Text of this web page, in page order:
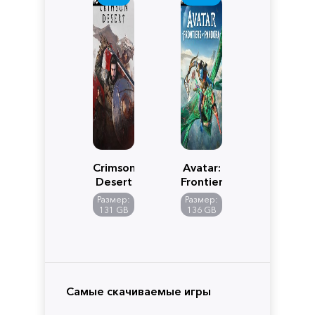
Crimson
Desert
Размер:
131 GB
Avatar:
Frontiers
of
Pandora
Размер:
136 GB
Самые скачиваемые игры